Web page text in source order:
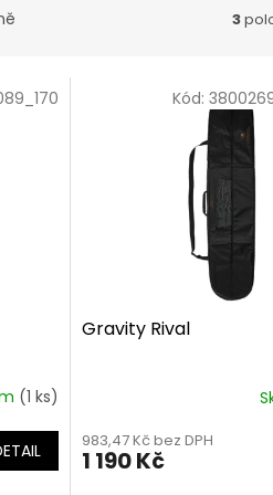
3
(1 ks)
Gravity Rival
983,47 Kč bez DPH
1 190 Kč
Kód: